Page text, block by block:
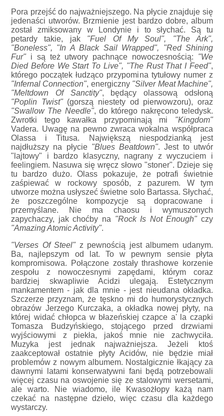
Pora przejść do najważniejszego. Na płycie znajduje się
jedenaści utworów. Brzmienie jest bardzo dobre, album
został zmiksowany w Londynie i to słychać. Są tu
petardy takie, jak "Fuel Of My Soul", "The Ark",
"Boneless", "In A Black Sail Wrapped", "Red Shining
Fur"i są też utwory pachnące nowoczesnością: "We
Died Before We Start To Live", "The Rust That I Feed",
którego początek łudząco przypomina tytułowy numer z
"Infernal Connection", energiczny "Silver Meat Machine",
"Meltdown Of Sanctity", będący olassową odsłoną
"Poplin Twist"(gorszą niestety od pierwowzoru), oraz
"Swallow The Needle", do którego nakręcono teledysk.
Zwrotki tego kawałka przypominają mi "Kingdom"
Vadera. Uwagę na pewno zwraca wokalna współpraca
Olassa i Titusa. Największą niespodzianką jest
najdłuższy na płycie "Blues Beatdown". Jest to utwór
"lajtowy" i bardzo klasyczny, nagrany z wyczuciem i
feelingiem. Nasuwa się wręcz słowo "stoner". Dzieje się
tu bardzo dużo. Olass pokazuje, że potrafi świetnie
zaśpiewać w rockowy sposób, z pazurem. W tym
utworze można usłyszeć świetne solo Bartassa. Słychać,
że poszczególne kompozycje są dopracowane i
przemyślane. Nie ma chaosu i wymuszonych
zapychaczy, jak choćby na "Rock Is Not Enough"czy
"Amazing Atomic Activity".
"Verses Of Steel"z pewnością jest albumem udanym.
Ba, najlepszym od lat. To w pewnym sensie płyta
kompromisowa. Połączone zostały thrashowe korzenie
zespołu z nowoczesnymi zapędami, którym coraz
bardziej skwapliwie Acidzi ulegają. Estetycznym
mankamentem - jak dla mnie - jest nieudana okładka.
Szczerze przyznam, że tęskno mi do humorystycznych
obrazów Jerzego Kurczaka, a okładka nowej płyty, na
której widać chłopca w błazeńskiej czapce a' la czapki
Tomasza Budzyńskiego, stojącego przed drzwiami
wyjściowymi z piekła, jakoś mnie nie zachwyciła.
Muzyka jest jednak najważniejsza. Jeżeli ktoś
zaakceptował ostatnie płyty Acidów, nie będzie miał
problemów z nowym albumem. Nostalgicznie łkający za
dawnymi latami konserwatywni fani będą potrzebowali
więcej czasu na oswojenie się ze stalowymi wersetami,
ale warto. Nie wiadomo, ile Kwasożłopy każą nam
czekać na następne dzieło, więc czasu dla każdego
wystarczy.